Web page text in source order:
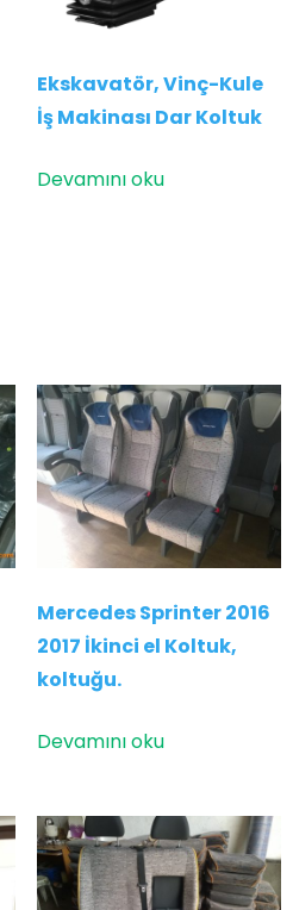
Ekskavatör, Vinç-Kule
İş Makinası Dar Koltuk
Devamını oku
Mercedes Sprinter 2016
2017 İkinci el Koltuk,
koltuğu.
Devamını oku